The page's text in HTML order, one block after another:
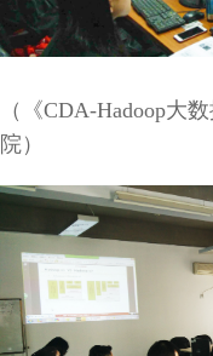
（《CDA-Hadoop大
院）